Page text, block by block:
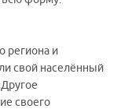
региона и
свой населённый
своего